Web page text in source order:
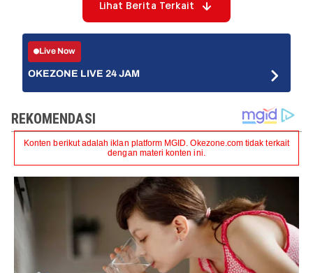
Lihat Berita Terkait
Live Now
OKEZONE LIVE 24 JAM